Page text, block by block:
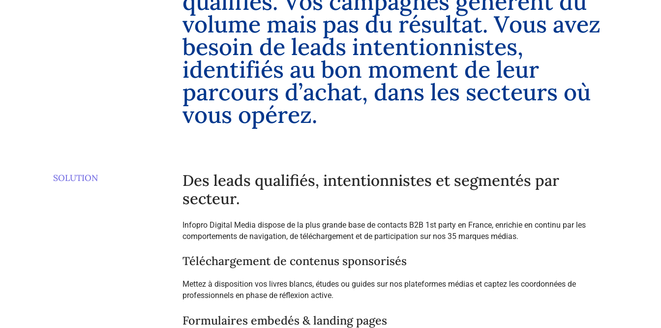
volume mais pas du résultat. Vous avez
besoin de leads intentionnistes,
identifiés au bon moment de leur
parcours d’achat, dans les secteurs où
vous opérez.
SOLUTION
Des leads qualifiés, intentionnistes et segmentés par
secteur.
Infopro Digital Media dispose de la plus grande base de contacts B2B 1st party en France, enrichie en continu par les
comportements de navigation, de téléchargement et de participation sur nos 35 marques médias.
Téléchargement de contenus sponsorisés
Mettez à disposition vos livres blancs, études ou guides sur nos plateformes médias et captez les coordonnées de
professionnels en phase de réflexion active.
Formulaires embedés & landing pages